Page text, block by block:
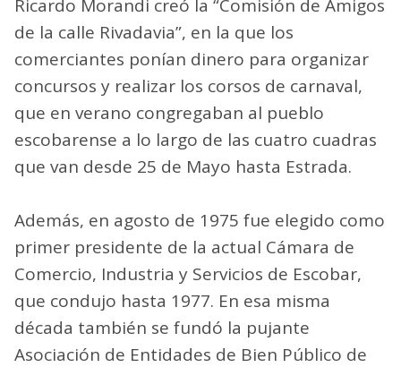
Ricardo Morandi creó la “Comisión de Amigos
de la calle Rivadavia”, en la que los
comerciantes ponían dinero para organizar
concursos y realizar los corsos de carnaval,
que en verano congregaban al pueblo
escobarense a lo largo de las cuatro cuadras
que van desde 25 de Mayo hasta Estrada.
Además, en agosto de 1975 fue elegido como
primer presidente de la actual Cámara de
Comercio, Industria y Servicios de Escobar,
que condujo hasta 1977. En esa misma
década también se fundó la pujante
Asociación de Entidades de Bien Público de